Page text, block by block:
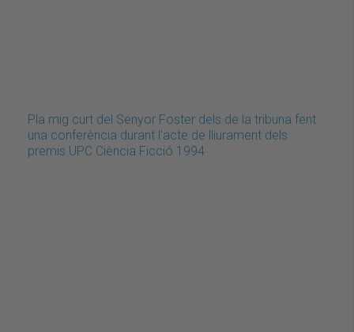
Pla mig curt del Senyor Foster dels de la tribuna fent
una conferència durant l'acte de lliurament dels
premis UPC Ciència Ficció 1994